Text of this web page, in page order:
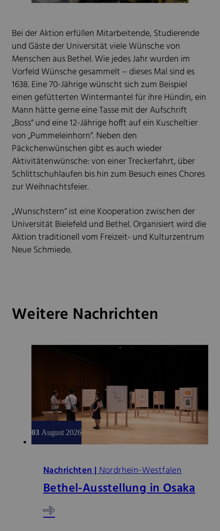
Bei der Aktion erfüllen Mitarbeitende, Studierende
und Gäste der Universität viele Wünsche von
Menschen aus Bethel. Wie jedes Jahr wurden im
Vorfeld Wünsche gesammelt – dieses Mal sind es
1638. Eine 70-Jährige wünscht sich zum Beispiel
einen gefütterten Wintermantel für ihre Hündin, ein
Mann hätte gerne eine Tasse mit der Aufschrift
„Boss“ und eine 12-Jährige hofft auf ein Kuscheltier
von „Pummeleinhorn“. Neben den
Päckchenwünschen gibt es auch wieder
Aktivitätenwünsche: von einer Treckerfahrt, über
Schlittschuhlaufen bis hin zum Besuch eines Chores
zur Weihnachtsfeier.
„Wunschstern“ ist eine Kooperation zwischen der
Universität Bielefeld und Bethel. Organisiert wird die
Aktion traditionell vom Freizeit- und Kulturzentrum
Neue Schmiede.
Weitere Nachrichten
03 August 2026
Nachrichten |Nordrhein-Westfalen
Bethel-Ausstellung in Osaka